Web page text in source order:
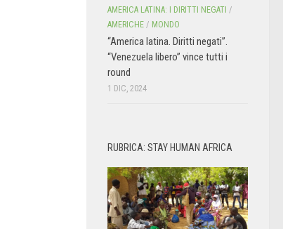
AMERICA LATINA: I DIRITTI NEGATI /
AMERICHE / MONDO
“America latina. Diritti negati”.
“Venezuela libero” vince tutti i
round
1 DIC, 2024
RUBRICA: STAY HUMAN AFRICA